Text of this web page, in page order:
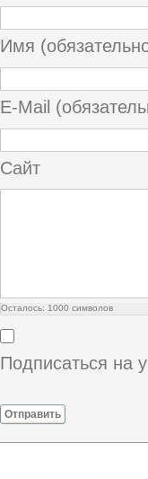
Имя
E-Mail
Сайт
Осталось: 1000 символов
Подписаться на
Отправить